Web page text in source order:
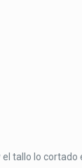
tallo lo